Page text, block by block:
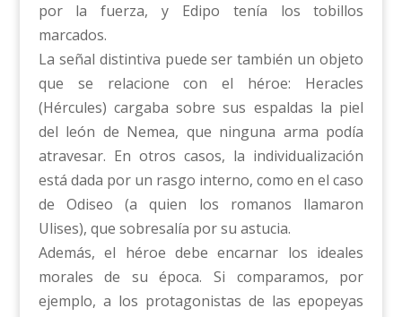
por la fuerza, y Edipo tenía los tobillos
marcados.
La señal distintiva puede ser también un objeto
que se relacione con el héroe: Heracles
(Hércules) cargaba sobre sus espaldas la piel
del león de Nemea, que ninguna arma podía
atravesar. En otros casos, la individualización
está dada por un rasgo interno, como en el caso
de Odiseo (a quien los romanos llamaron
Ulises), que sobresalía por su astucia.
Además, el héroe debe encarnar los ideales
morales de su época. Si comparamos, por
ejemplo, a los protagonistas de las epopeyas